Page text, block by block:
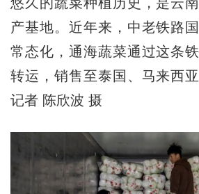
产基地。近年来，中老铁路
常态化，通海蔬菜通过这条
转运，销售至泰国、马来西
记者 陈欣波 摄